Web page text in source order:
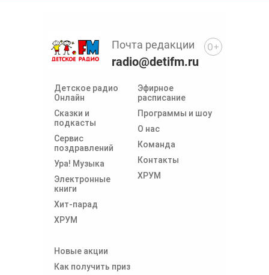
Детское радио
Онлайн
Сказки и
подкасты
Сервис
поздравлений
Ура! Музыка
Электронные
книги
Хит-парад
ХРУМ
Эфирное
расписание
Программы и шоу
О нас
Команда
Контакты
ХРУМ
Новые акции
Как получить приз
Почта редакции
radio@detifm.ru
0+